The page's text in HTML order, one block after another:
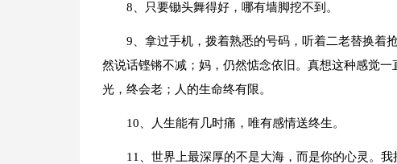
8、只要锄头舞得好，哪有墙脚挖不到。
9、拿过手机，拨着熟悉的号码，听着二老替换着
然说话铿锵不减；妈，仍然惦念依旧。真想这种感觉
光，终会老；人的生命终有限。
10、人生能有几时痛，唯有感情送终生。
11、世界上最深厚的不是大海，而是你的心灵。